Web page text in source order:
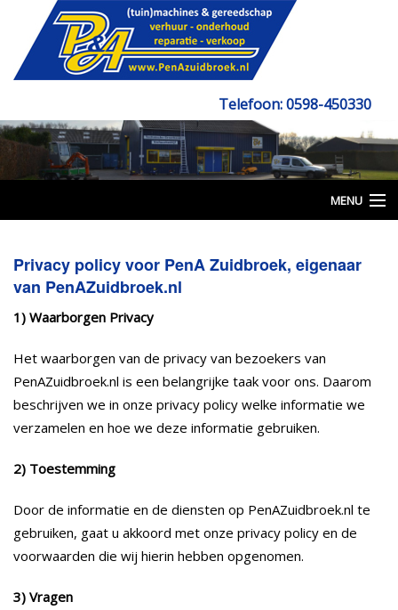
Telefoon: 0598-450330
Email: info@penazuidbroek.nl
MENU
Verkoop
Grondverzet
Onderhoud
Aanbiedingen
Gebruikte Machines
History
Contact
Privacy policy voor PenA Zuidbroek, eigenaar
van PenAZuidbroek.nl
1) Waarborgen Privacy
Het waarborgen van de privacy van bezoekers van
PenAZuidbroek.nl is een belangrijke taak voor ons. Daarom
beschrijven we in onze privacy policy welke informatie we
verzamelen en hoe we deze informatie gebruiken.
2) Toestemming
Door de informatie en de diensten op PenAZuidbroek.nl te
gebruiken, gaat u akkoord met onze privacy policy en de
voorwaarden die wij hierin hebben opgenomen.
3) Vragen